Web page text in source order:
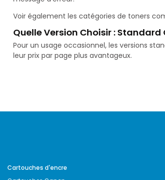
Voir également les catégories de toners
Quelle Version Choisir :
Pour un usage occasionnel, les versions
leur prix par page plus avantageux.
Cartouches d'encre